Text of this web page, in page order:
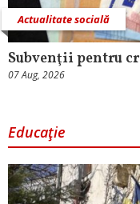
Actualitate socială
Subvenţii pentru
07 Aug, 2026
Educaţie